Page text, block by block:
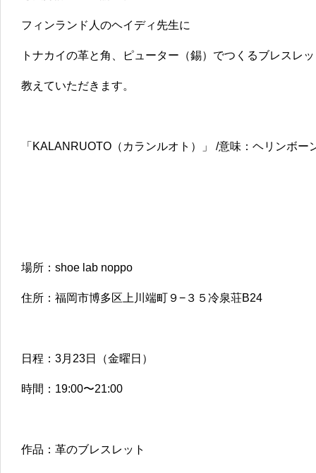
フィンランド人のヘイディ先生に
トナカイの革と角、ピューター（錫）でつくるブレスレ
教えていただきます。
「KALANRUOTO（カランルオト）」 /意味：ヘリンボ
場所：shoe lab noppo
住所：福岡市博多区上川端町９−３５冷泉荘B24
日程：3月23日（金曜日）
時間：19:00〜21:00
作品：革のブレスレット